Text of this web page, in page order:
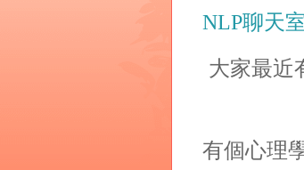
NLP聊天
大家最近
有個心理